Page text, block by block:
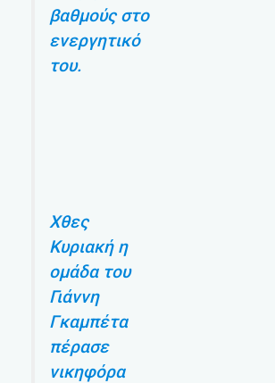
βαθμούς στο
ενεργητικό
του.
Χθες
Κυριακή η
ομάδα του
Γιάννη
Γκαμπέτα
πέρασε
νικηφόρα